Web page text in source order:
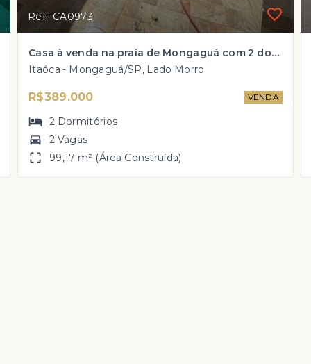
Ref.: CA0973
Casa à venda na praia de Mongaguá com 2 dorm, 1 suíte e piscina por R$ 389 mil
Itaóca - Mongaguá/SP, Lado Morro
R$389.000 VENDA
2 Dormitórios
2 Vagas
99,17 m² (Área Construída)